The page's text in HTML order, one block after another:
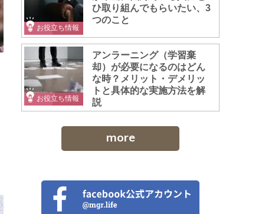
お役立ち情報
ひ取り組んでもらいたい、3
つのこと
お役立ち情報
アンラーニング（学習棄
却）が必要になるのはどん
な時？メリット・デメリッ
トと具体的な実施方法を解
説
more